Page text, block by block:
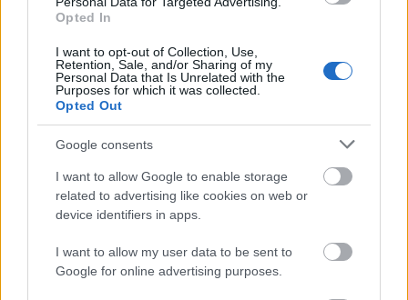
Opted In
I want to opt-out of Collection, Use,
Retention, Sale, and/or Sharing of my
Personal Data that Is Unrelated with the
Purposes for which it was collected.
Opted Out
Google consents
I want to allow Google to enable storage
related to advertising like cookies on web or
device identifiers in apps.
I want to allow my user data to be sent to
Google for online advertising purposes.
Δημοφιλείς Ειδήσεις
Τι σημαίνει η λέξη «ευκτός»
Τουρισμός για Όλους 2026: Ποιοι
μπορούν να κάνουν αίτηση σήμερα –
Voucher έως 600 ευρώ